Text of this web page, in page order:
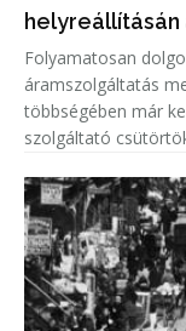
helyreállításán
Folyamatosan
áramszolgáltatás
többségében már
szolgáltató